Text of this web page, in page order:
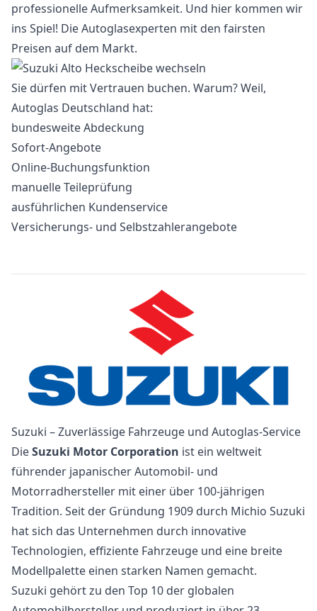
professionelle Aufmerksamkeit. Und hier kommen wir
ins Spiel! Die Autoglasexperten mit den fairsten
Preisen auf dem Markt.
Sie dürfen mit Vertrauen buchen. Warum? Weil,
Autoglas Deutschland hat:
bundesweite Abdeckung
Sofort-Angebote
Online-Buchungsfunktion
manuelle Teileprüfung
ausführlichen Kundenservice
Versicherungs- und Selbstzahlerangebote
Suzuki – Zuverlässige Fahrzeuge und Autoglas-Service
DieSuzuki Motor Corporation ist ein weltweit
führender japanischer Automobil- und
Motorradhersteller mit einer über 100-jährigen
Tradition. Seit der Gründung 1909 durch Michio Suzuki
hat sich das Unternehmen durch innovative
Technologien, effiziente Fahrzeuge und eine breite
Modellpalette einen starken Namen gemacht.
Suzuki gehört zu den Top 10 der globalen